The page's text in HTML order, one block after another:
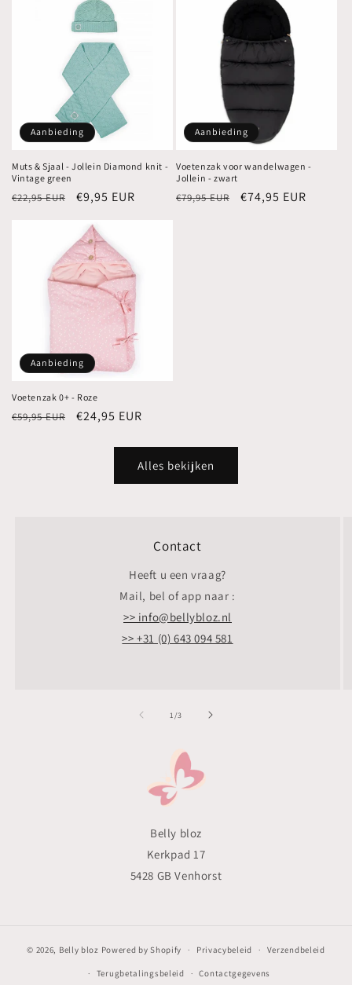
Aanbieding
Muts & Sjaal - Jollein Diamond knit -
Vintage green
Normale
€22,95 EUR Aanbiedingsprijs
€9,95 EUR
Aanbieding
Voetenzak voor wandelwagen -
Jollein - zwart
Normale
€79,95 EUR Aanbiedingsprijs
€74,95 EUR
Aanbieding
Voetenzak 0+ - Roze
Normale
€59,95 EUR Aanbiedingsprijs
€24,95 EUR
Alles bekijken
Contact
Heeft u een vraag?
Mail, bel of app naar :
>> info@bellybloz.nl
>> +31 (0) 643 094 581
1 /van
3
Belly bloz
Kerkpad 17
5428 GB Venhorst
© 2026, Belly bloz Powered by Shopify Privacybeleid Verzendbeleid
Terugbetalingsbeleid Contactgegevens